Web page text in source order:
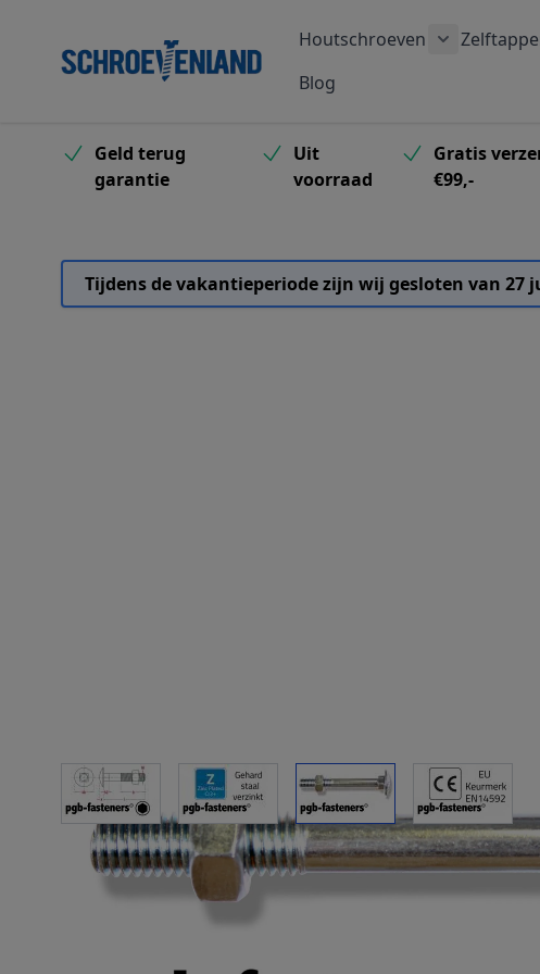
Houtschroeven
Blog
Geld terug
garantie
Uit
voorraad
Gratis
€99,-
Tijdens de vakantieperiode zijn wij gesloten van
View larger imageView larger imageView larger imageView